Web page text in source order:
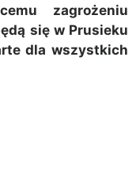
zagrożeniu
się w Prusieku
dla wszystkich